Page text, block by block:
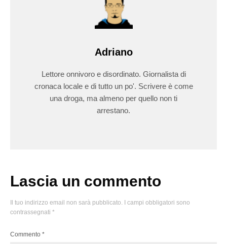
Adriano
Lettore onnivoro e disordinato. Giornalista di
cronaca locale e di tutto un po'. Scrivere è come
una droga, ma almeno per quello non ti
arrestano.
Lascia un commento
Il tuo indirizzo email non sarà pubblicato.
I campi obbligatori sono
contrassegnati *
Commento *